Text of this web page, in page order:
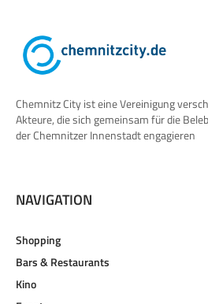
Chemnitz City ist eine Vereinigung
Akteure, die sich gemeinsam für die
der Chemnitzer Innenstadt engagieren
NAVIGATION
Shopping
Bars & Restaurants
Kino